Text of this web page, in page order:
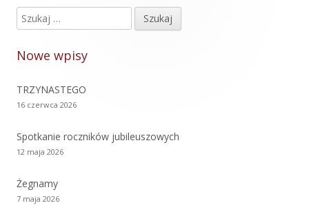
Główny
panel
boczny
Szukaj:
Nowe wpisy
TRZYNASTEGO
16 czerwca 2026
Spotkanie roczników jubileuszowych
12 maja 2026
Żegnamy
7 maja 2026